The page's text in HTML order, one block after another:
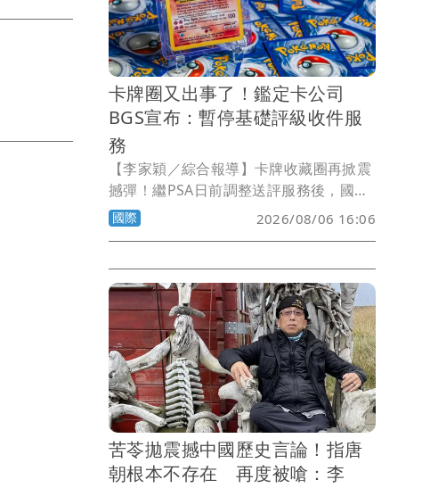
卡牌圈又出事了！鑑定卡公司
BGS宣布：暫停基礎評級收件服
務
【李家穎／綜合報導】卡牌收藏圈再掀震
撼彈！繼PSA日前調整送評服務後，國際
評級龍頭之一的Beckett Grading
Services（BGS）也無預警宣布，即日起
Standard兩大平價評級方案，預計最快
要到9月15日才會恢復收件，引發全球卡
牌玩家熱議。
國際 2026/08/06 16:06
苦苓拋震撼中國歷史言論！指唐
朝根本不存在 再度被嗆：李